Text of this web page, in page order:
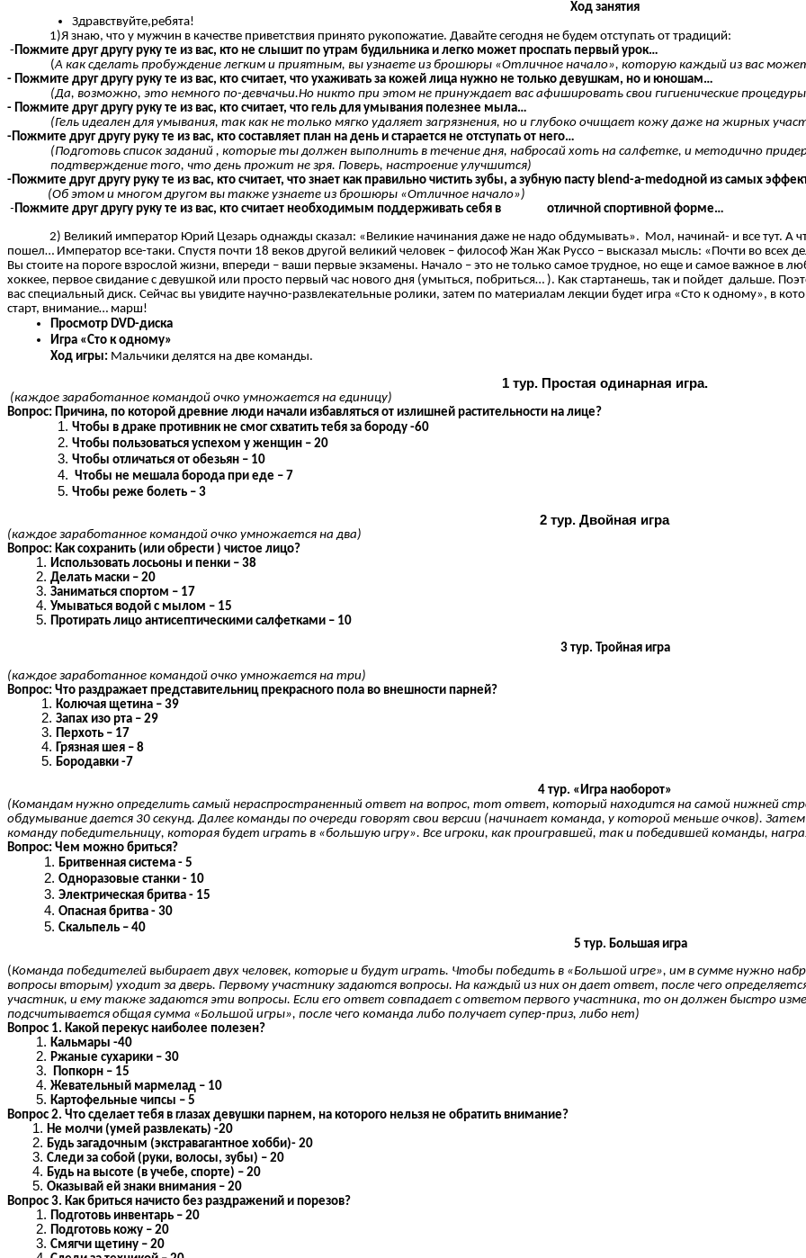
Ход занятия
Здравствуйте,ребята!
1)Я знаю, что у мужчин в качестве приветствия принято рукопожатие. Давайте сегодня не будем отступать от традиций:
-Пожмите друг другу руку те из вас, кто не слышит по утрам будильника и легко может проспать первый урок…
(А как сделать пробуждение легким и приятным, вы узнаете из брошюры «Отличное начало», которую каждый из вас
- Пожмите друг другу руку те из вас, кто считает, что ухаживать за кожей лица нужно не только девушкам, но и юношам…
(Да, возможно, это немного по-девчачьи.Но никто при этом не принуждает вас афишировать свои гигиенические
- Пожмите друг другу руку те из вас, кто считает, что гель для умывания полезнее мыла…
(Гель идеален для умывания, так как не только мягко удаляет загрязнения, но и глубоко очищает кожу даже на жирных
-Пожмите друг другу руку те из вас, кто составляет план на день и старается не отступать от него…
(Подготовь список заданий , которые ты должен выполнить в течение дня, набросай хоть на салфетке, и методично
подтверждение того, что день прожит не зря. Поверь, настроение улучшится)
-Пожмите друг другу руку те из вас, кто считает, что знает как правильно чистить зубы, а зубную пасту blend-a-medодной из самых
(Об этом и многом другом вы также узнаете из брошюры «Отличное начало»)
-Пожмите друг другу руку те из вас, кто считает необходимым поддерживать себя в отличной спортивной форме…
2) Великий император Юрий Цезарь однажды сказал: «Великие начинания даже не надо обдумывать». Мол, начинай- и все тут. А
пошел… Император все-таки. Спустя почти 18 веков другой великий человек – философ Жан Жак Руссо – высказал мысль: «Почти во всех
Вы стоите на пороге взрослой жизни, впереди – ваши первые экзамены. Начало – это не только самое трудное, но еще и самое важное в
хоккее, первое свидание с девушкой или просто первый час нового дня (умыться, побриться… ). Как стартанешь, так и пойдет дальше.
вас специальный диск. Сейчас вы увидите научно-развлекательные ролики, затем по материалам лекции будет игра «Сто к одному», в
старт, внимание… марш!
Просмотр DVD-диска
Игра «Сто к одному»
Ход игры: Мальчики делятся на две команды.
1 тур. Простая одинарная игра.
(каждое заработанное командой очко умножается на единицу)
Вопрос: Причина, по которой древние люди начали избавляться от излишней растительности на лице?
Чтобы в драке противник не смог схватить тебя за бороду -60
Чтобы пользоваться успехом у женщин – 20
Чтобы отличаться от обезьян – 10
Чтобы не мешала борода при еде – 7
Чтобы реже болеть – 3
2 тур. Двойная игра
(каждое заработанное командой очко умножается на два)
Вопрос: Как сохранить (или обрести ) чистое лицо?
Использовать лосьоны и пенки – 38
Делать маски – 20
Заниматься спортом – 17
Умываться водой с мылом – 15
Протирать лицо антисептическими салфетками – 10
3 тур. Тройная игра
(каждое заработанное командой очко умножается на три)
Вопрос: Что раздражает представительниц прекрасного пола во внешности парней?
Колючая щетина – 39
Запах изо рта – 29
Перхоть – 17
Грязная шея – 8
Бородавки -7
4 тур. «Игра наоборот»
(Командам нужно определить самый нераспространенный ответ на вопрос, тот ответ, который находится на самой нижней
обдумывание дается 30 секунд. Далее команды по очереди говорят свои версии (начинает команда, у которой меньше очков).
команду победительницу, которая будет играть в «большую игру». Все игроки, как проигравшей, так и победившей команды,
Вопрос: Чем можно бриться?
Бритвенная система - 5
Одноразовые станки - 10
Электрическая бритва - 15
Опасная бритва - 30
Скальпель – 40
5 тур. Большая игра
(Команда победителей выбирает двух человек, которые и будут играть. Чтобы победить в «Большой игре», им в сумме нужно
вопросы вторым) уходит за дверь. Первому участнику задаются вопросы. На каждый из них он дает ответ, после чего
участник, и ему также задаются эти вопросы. Если его ответ совпадает с ответом первого участника, то он должен быстро
подсчитывается общая сумма «Большой игры», после чего команда либо получает супер-приз, либо нет)
Вопрос 1. Какой перекус наиболее полезен?
Кальмары -40
Ржаные сухарики – 30
Попкорн – 15
Жевательный мармелад – 10
Картофельные чипсы – 5
Вопрос 2. Что сделает тебя в глазах девушки парнем, на которого нельзя не обратить внимание?
Не молчи (умей развлекать) -20
Будь загадочным (экстравагантное хобби)- 20
Следи за собой (руки, волосы, зубы) – 20
Будь на высоте (в учебе, спорте) – 20
Оказывай ей знаки внимания – 20
Вопрос 3. Как бриться начисто без раздражений и порезов?
Подготовь инвентарь – 20
Подготовь кожу – 20
Смягчи щетину – 20